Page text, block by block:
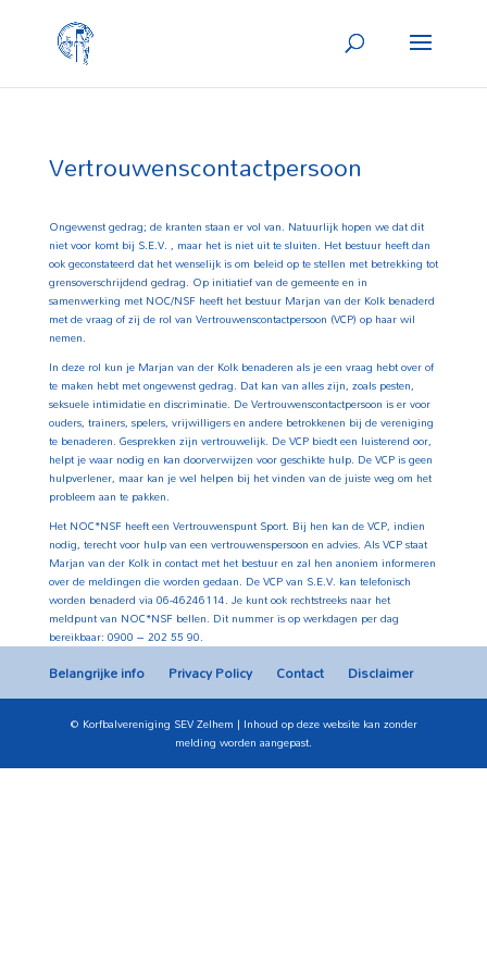
Vertrouwenscontactpersoon
Ongewenst gedrag; de kranten staan er vol van. Natuurlijk hopen we dat dit
niet voor komt bij S.E.V. , maar het is niet uit te sluiten. Het bestuur heeft dan
ook geconstateerd dat het wenselijk is om beleid op te stellen met betrekking tot
grensoverschrijdend gedrag. Op initiatief van de gemeente en in
samenwerking met NOC/NSF heeft het bestuur Marjan van der Kolk benaderd
met de vraag of zij de rol van Vertrouwenscontactpersoon (VCP) op haar wil
nemen.
In deze rol kun je Marjan van der Kolk benaderen als je een vraag hebt over of
te maken hebt met ongewenst gedrag. Dat kan van alles zijn, zoals pesten,
seksuele intimidatie en discriminatie. De Vertrouwenscontactpersoon is er voor
ouders, trainers, spelers, vrijwilligers en andere betrokkenen bij de vereniging
te benaderen. Gesprekken zijn vertrouwelijk. De VCP biedt een luisterend oor,
helpt je waar nodig en kan doorverwijzen voor geschikte hulp. De VCP is geen
hulpverlener, maar kan je wel helpen bij het vinden van de juiste weg om het
probleem aan te pakken.
Het NOC*NSF heeft een Vertrouwenspunt Sport. Bij hen kan de VCP, indien
nodig, terecht voor hulp van een vertrouwenspersoon en advies. Als VCP staat
Marjan van der Kolk in contact met het bestuur en zal hen anoniem informeren
over de meldingen die worden gedaan. De VCP van S.E.V. kan telefonisch
worden benaderd via 06-46246114. Je kunt ook rechtstreeks naar het
meldpunt van NOC*NSF bellen. Dit nummer is op werkdagen per dag
bereikbaar: 0900 – 202 55 90.
Belangrijke info Privacy Policy Contact Disclaimer
© Korfbalvereniging SEV Zelhem | Inhoud op deze website kan zonder
melding worden aangepast.